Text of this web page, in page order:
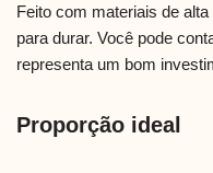
Feito com materiais de
para durar. Você pode
representa um bom
Proporção ideal